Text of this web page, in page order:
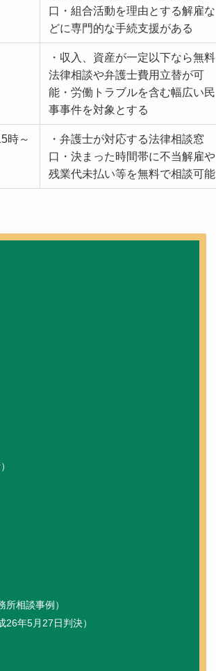
口・組合活動を理由とする解雇な
どに専門的な手続支援がある
・収入、資産が一定以下なら無料
法律相談や弁護士費用立替が可
能・労働トラブルを含む幅広い民
事事件を対象とする
時～
・弁護士が対応する法律相談窓
口・決まった時間帯に不当解雇や
残業代未払い等を無料で相談可能
相談事例）
年5月27日判決）